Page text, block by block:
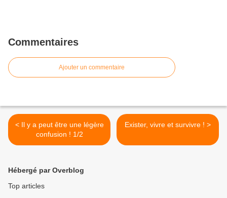
Commentaires
Ajouter un commentaire
< Il y a peut être une légère
confusion ! 1/2
Exister, vivre et survivre ! >
Hébergé par Overblog
Top articles